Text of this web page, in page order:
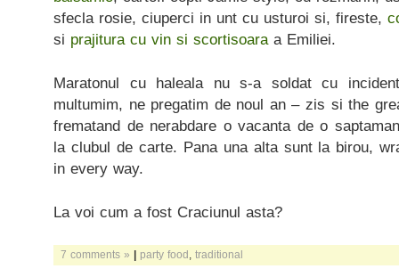
sfecla rosie, ciuperci in unt cu usturoi si, fireste,
si prajitura cu vin si scortisoaraa Emiliei.
Maratonul cu haleala nu s-a soldat cu
multumim, ne pregatim de noul an – zis si the
frematand de nerabdare o vacanta de o
la clubul de carte. Pana una alta sunt la birou,
in every way.
La voi cum a fost Craciunul asta?
7 comments » | party food traditional